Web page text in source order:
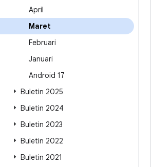
April
Maret
Februari
Januari
Android 17
Buletin 2025
Buletin 2024
Buletin 2023
Buletin 2022
Buletin 2021